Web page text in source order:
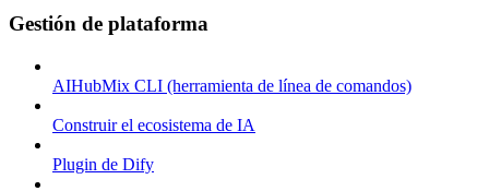
Gestión de plataforma
AIHubMix CLI (herramienta de línea de comandos)
Construir el ecosistema de IA
Plugin de Dify